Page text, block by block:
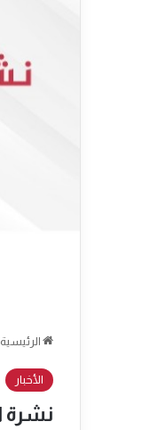
الرئيسية
الأخبار